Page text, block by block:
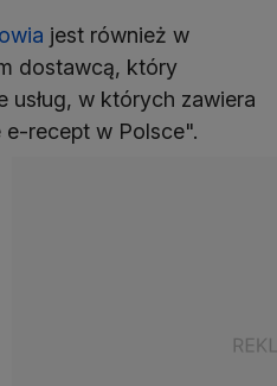
jest również w
dostawcą, który
usług, w których zawiera
recept w Polsce".